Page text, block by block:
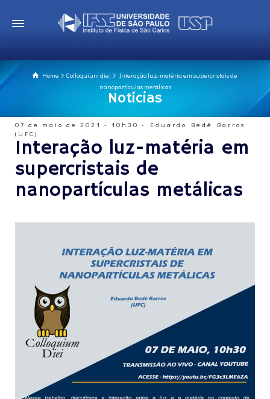
Home Colloquium diei
Interação luz-matéria em supercristais de
nanopartículas metálicas
Notícias
07 de maio de 2021 - 10h30 - Eduardo Bedê Barros
(UFC)
Interação luz-matéria em
supercristais de
nanopartículas metálicas